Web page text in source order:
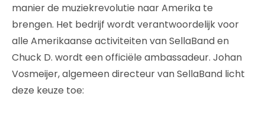
manier de muziekrevolutie naar Amerika te
brengen. Het bedrijf wordt verantwoordelijk voor
alle Amerikaanse activiteiten van SellaBand en
Chuck D. wordt een officiële ambassadeur. Johan
Vosmeijer, algemeen directeur van SellaBand licht
deze keuze toe: